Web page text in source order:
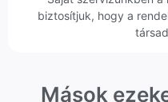
biztosítjuk, hogy a
Mások